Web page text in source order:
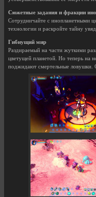
Сюжетные задания и фракции
Сотрудничайте с инопланетными
технологии и раскройте тайну
Гибнущий мир
Раздираемый на части жуткими
цветущей планетой. Но теперь на
поджидают смертельные ловушки.